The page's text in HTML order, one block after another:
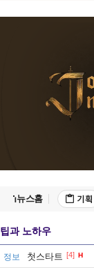
뉴스홈
팁과 노하우
정보 첫스타트 [4] H